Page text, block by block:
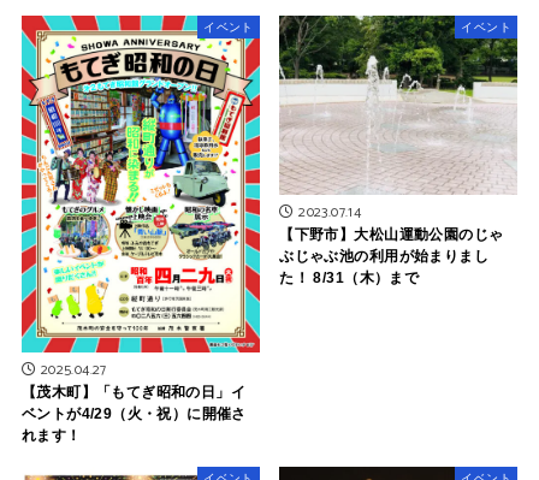
イベント
2025.04.27
【茂木町】「もてぎ昭和の日」イ
ベントが4/29（火・祝）に開催さ
れます！
イベント
2023.07.14
【下野市】大松山運動公園のじゃ
ぶじゃぶ池の利用が始まりまし
た！ 8/31（木）まで